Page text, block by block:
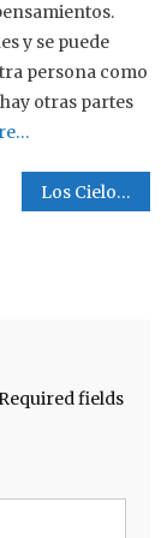
y se puede
persona como
otras partes
Los Cielos.
Required fields